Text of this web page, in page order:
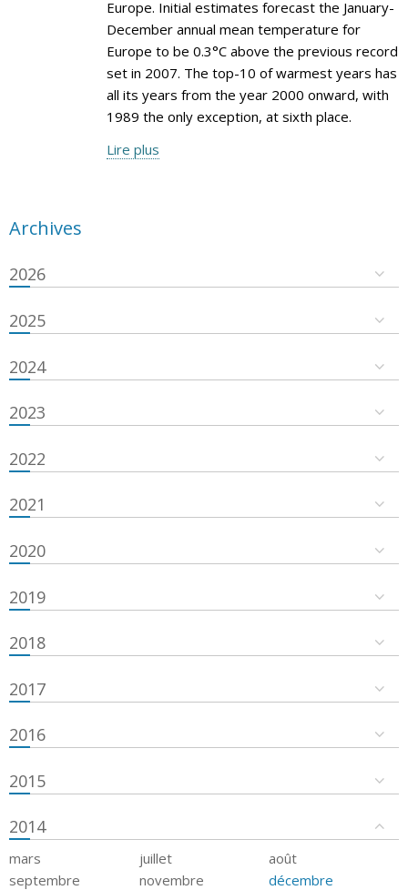
Europe. Initial estimates forecast the January-
December annual mean temperature for
Europe to be 0.3°C above the previous record
set in 2007. The top-10 of warmest years has
all its years from the year 2000 onward, with
1989 the only exception, at sixth place.
Lire plus
Archives
2026
2025
2024
2023
2022
2021
2020
2019
2018
2017
2016
2015
2014
mars juillet
août
septembre
novembre décembre